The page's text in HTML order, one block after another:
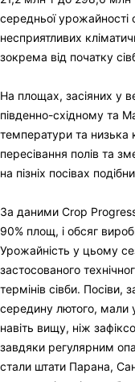
середньої урожайності
несприятливих
зокрема від початку
На площах, засіяних у
південно-східному та
температури та низька
пересівання полів та
на пізніх посівах
За даними Crop
90% площ, і обсяг
Урожайність у цьому
застосованого
термінів сівби. Посіви,
середину лютого, мали
навіть вищу, ніж
завдяки регулярним
стали штати Парана,